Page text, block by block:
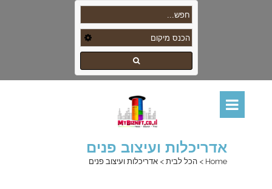
אדריכלות ועיצוב פנים
Home
> הכל לבית > אדריכלות ועיצוב פנים